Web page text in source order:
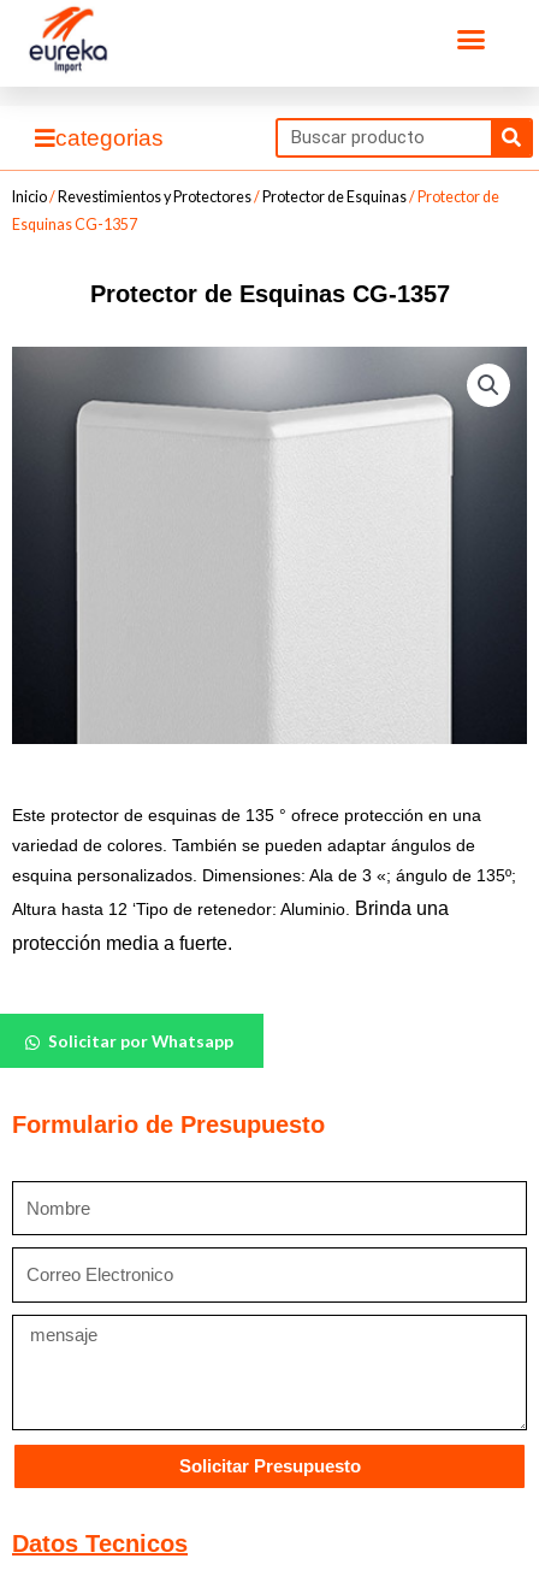
contenido
categorias
Inicio/ Revestimientos y Protectores/ Protector de Esquinas/ Protector de
Esquinas CG-1357
Protector de Esquinas CG-1357
Este protector de esquinas de 135 ° ofrece protección en una
variedad de colores. También se pueden adaptar ángulos de
esquina personalizados. Dimensiones: Ala de 3 «; ángulo de 135º;
Altura hasta 12 ‘Tipo de retenedor: Aluminio. Brinda una
protección media a fuerte.
Solicitar por Whatsapp
CG-
cantidad
Formulario de Presupuesto
Mensaje
Solicitar Presupuesto
Datos Tecnicos